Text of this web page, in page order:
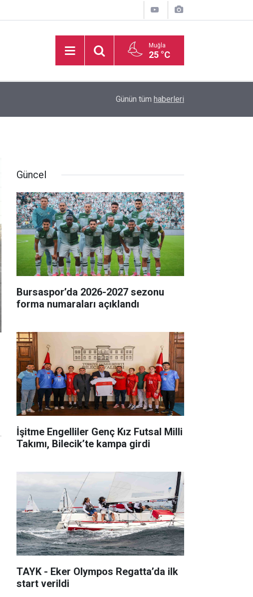
Muğla
25 °C
İşitme Engelliler Genç Kız Futsal Milli Takımı,
Günün tüm haberleri
Güncel
Bursaspor’da 2026-2027 sezonu
forma numaraları açıklandı
İşitme Engelliler Genç Kız Futsal Milli
Takımı, Bilecik’te kampa girdi
TAYK - Eker Olympos Regatta’da ilk
start verildi